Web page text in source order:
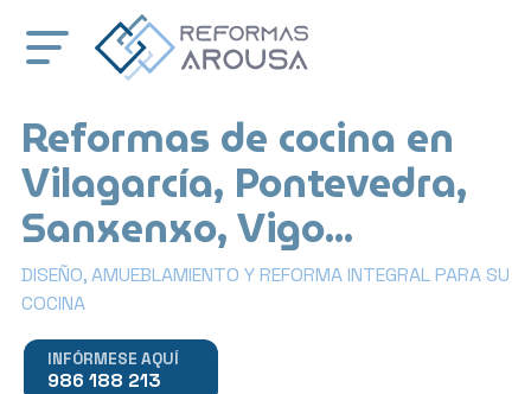
Reformas de cocina en
Vilagarcía, Pontevedra,
Sanxenxo, Vigo...
DISEÑO, AMUEBLAMIENTO Y REFORMA INTEGRAL PARA SU
COCINA
INFÓRMESE AQUÍ
986 188 213